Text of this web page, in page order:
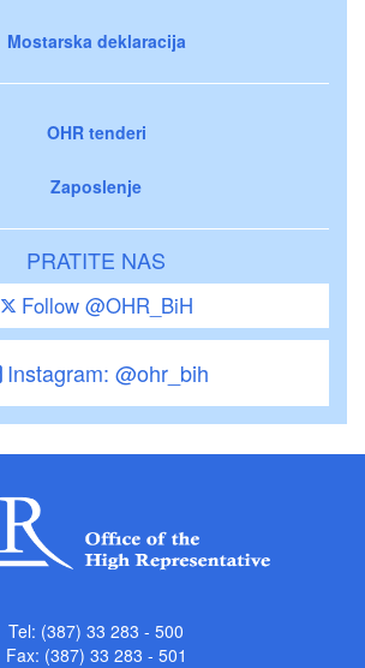
Mostarska deklaracija
OHR tenderi
Zaposlenje
PRATITE NAS
Follow @OHR_BiH
Instagram: @ohr_bih
Tel: (387) 33 283 - 500
Fax: (387) 33 283 - 501